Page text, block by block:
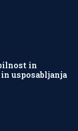
in
usposabljanja